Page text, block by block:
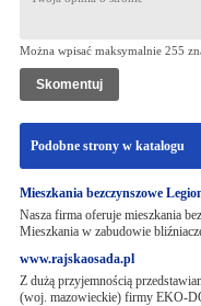
Można wpisać maksymalnie 255
Podobne strony w katalogu
Mieszkania bezczynszowe
Nasza firma oferuje mieszkania
Mieszkania w zabudowie
www.rajskaosada.pl
Z dużą przyjemnością
(woj. mazowieckie) firmy EKO-